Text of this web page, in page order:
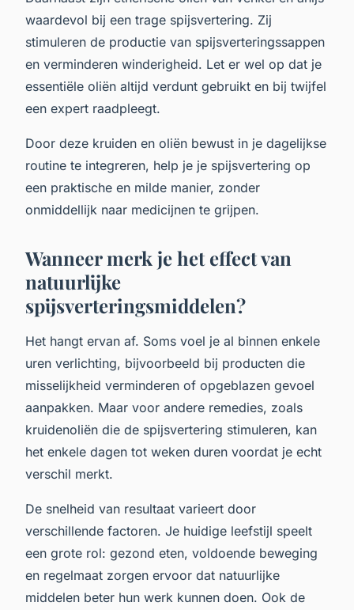
waardevol bij een trage spijsvertering. Zij
stimuleren de productie van spijsverteringssappen
en verminderen winderigheid. Let er wel op dat je
essentiële oliën altijd verdunt gebruikt en bij twijfel
een expert raadpleegt.
Door deze kruiden en oliën bewust in je dagelijkse
routine te integreren, help je je spijsvertering op
een praktische en milde manier, zonder
onmiddellijk naar medicijnen te grijpen.
Wanneer merk je het effect van
natuurlijke
spijsverteringsmiddelen?
Het hangt ervan af. Soms voel je al binnen enkele
uren verlichting, bijvoorbeeld bij producten die
misselijkheid verminderen of opgeblazen gevoel
aanpakken. Maar voor andere remedies, zoals
kruidenoliën die de spijsvertering stimuleren, kan
het enkele dagen tot weken duren voordat je echt
verschil merkt.
De snelheid van resultaat varieert door
verschillende factoren. Je huidige leefstijl speelt
een grote rol: gezond eten, voldoende beweging
en regelmaat zorgen ervoor dat natuurlijke
middelen beter hun werk kunnen doen. Ook de